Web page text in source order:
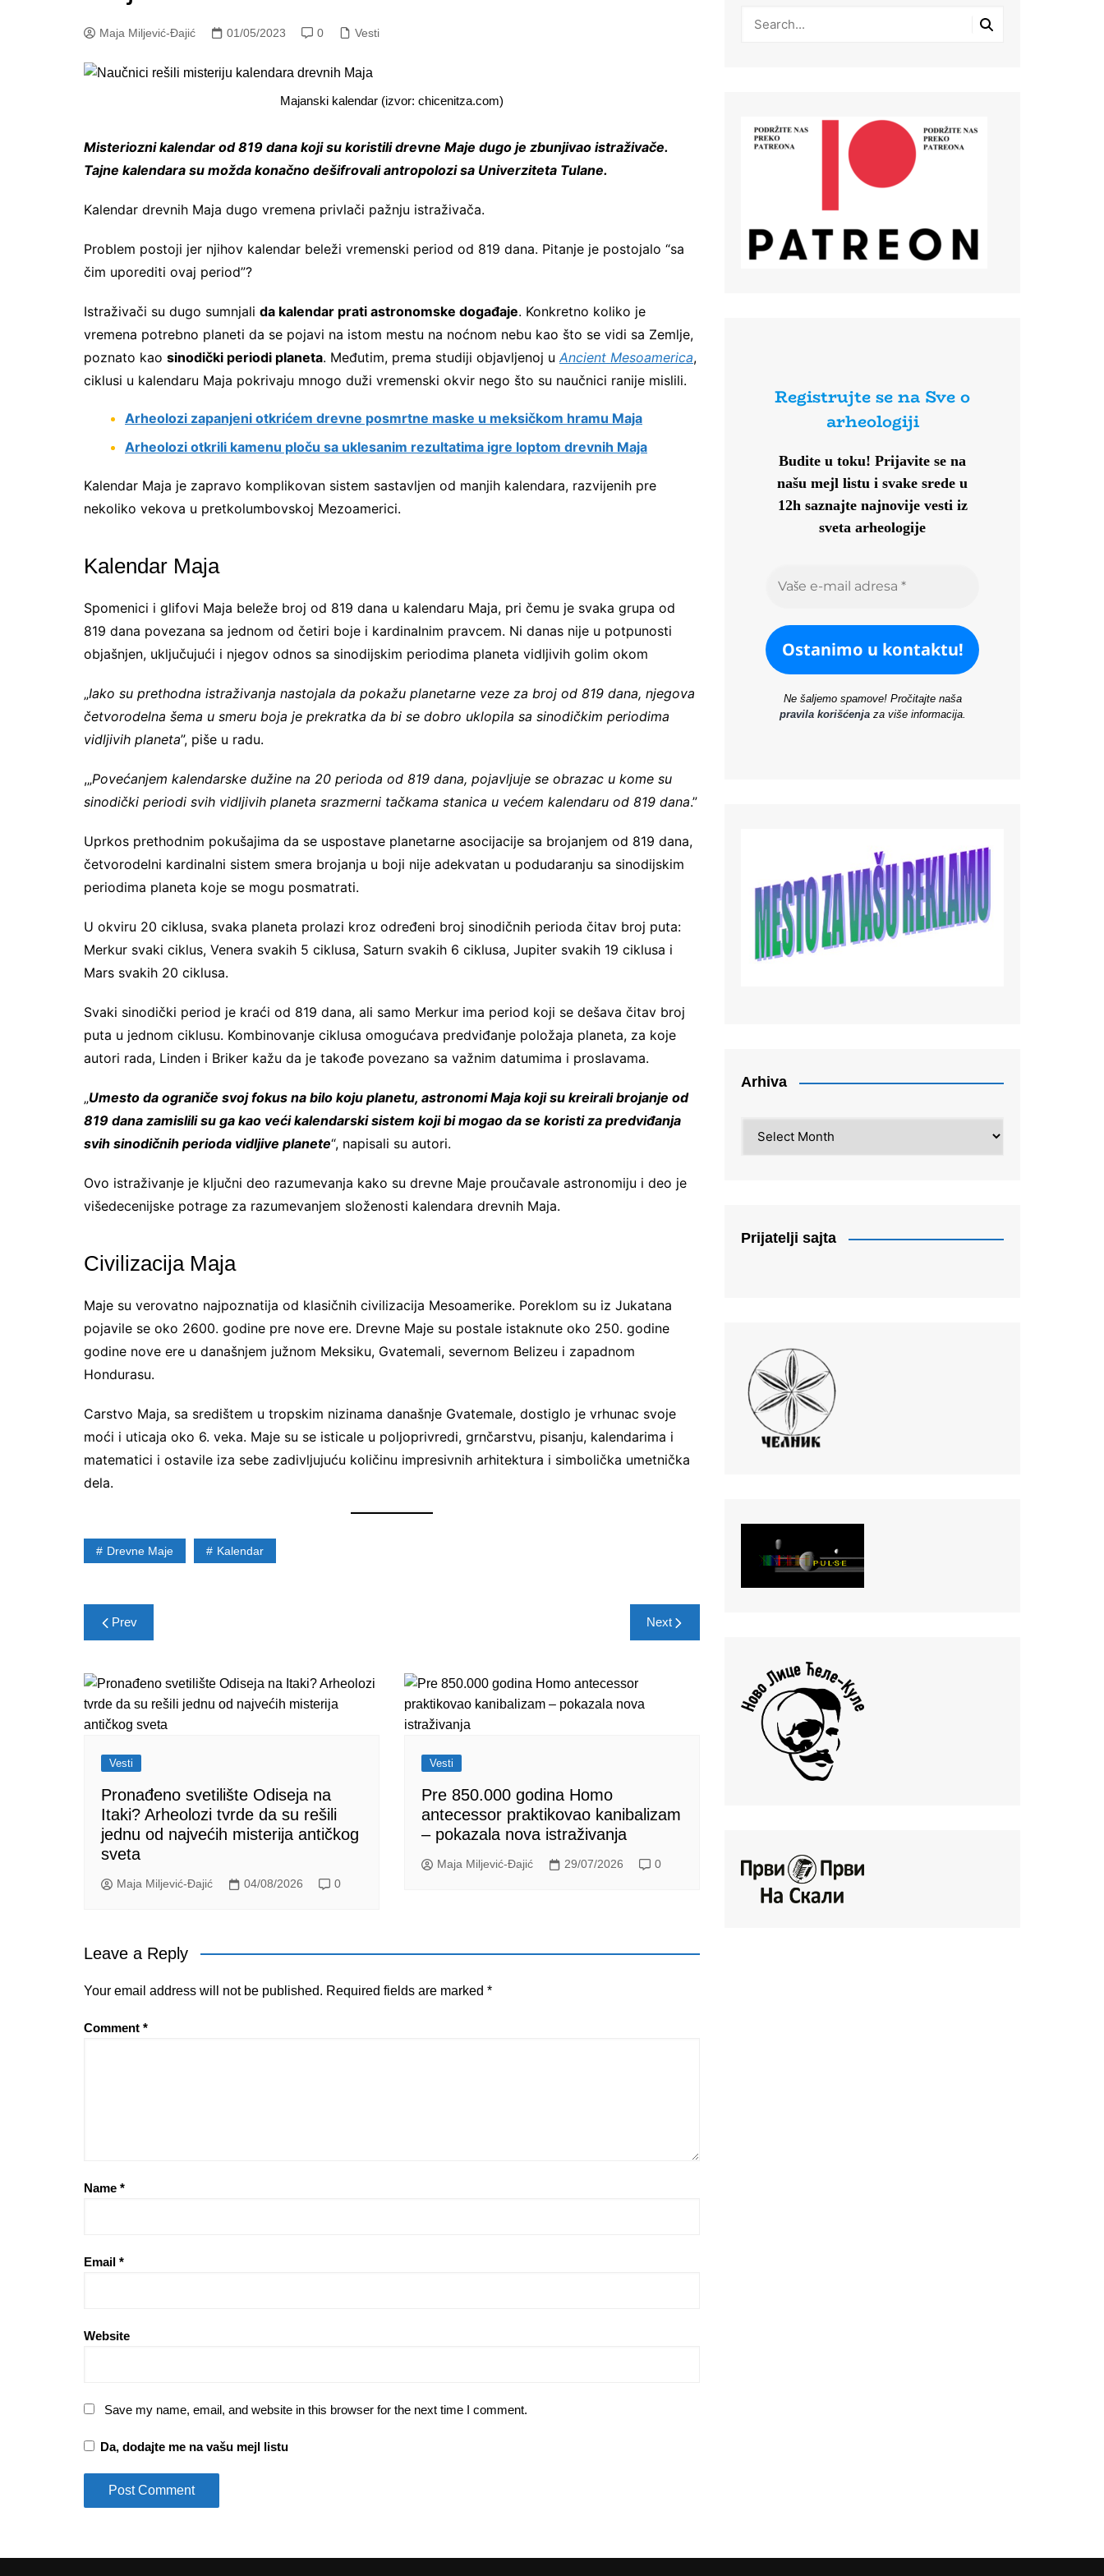
Maja Miljević-Đajić 01/05/2023 0 Vesti
Majanski kalendar (izvor: chicenitza.com)
Misteriozni kalendar od 819 dana koji su koristili drevne Maje dugo je zbunjivao istraživače.
Tajne kalendara su možda konačno dešifrovali antropolozi sa Univerziteta Tulane.
Kalendar drevnih Maja dugo vremena privlači pažnju istraživača.
Problem postoji jer njihov kalendar beleži vremenski period od 819 dana. Pitanje je postojalo “sa
čim uporediti ovaj period”?
Istraživači su dugo sumnjali da kalendar prati astronomske događaje. Konkretno koliko je
vremena potrebno planeti da se pojavi na istom mestu na noćnom nebu kao što se vidi sa Zemlje,
poznato kao sinodički periodi planeta. Međutim, prema studiji objavljenoj u Ancient Mesoamerica,
ciklusi u kalendaru Maja pokrivaju mnogo duži vremenski okvir nego što su naučnici ranije mislili.
Arheolozi zapanjeni otkrićem drevne posmrtne maske u meksičkom hramu Maja
Arheolozi otkrili kamenu ploču sa uklesanim rezultatima igre loptom drevnih Maja
Kalendar Maja je zapravo komplikovan sistem sastavljen od manjih kalendara, razvijenih pre
nekoliko vekova u pretkolumbovskoj Mezoamerici.
Kalendar Maja
Spomenici i glifovi Maja beleže broj od 819 dana u kalendaru Maja, pri čemu je svaka grupa od
819 dana povezana sa jednom od četiri boje i kardinalnim pravcem. Ni danas nije u potpunosti
objašnjen, uključujući i njegov odnos sa sinodijskim periodima planeta vidljivih golim okom
„Iako su prethodna istraživanja nastojala da pokažu planetarne veze za broj od 819 dana, njegova
četvorodelna šema u smeru boja je prekratka da bi se dobro uklopila sa sinodičkim periodima
vidljivih planeta”, piše u radu.
,„Povećanjem kalendarske dužine na 20 perioda od 819 dana, pojavljuje se obrazac u kome su
sinodički periodi svih vidljivih planeta srazmerni tačkama stanica u većem kalendaru od 819 dana.”
Uprkos prethodnim pokušajima da se uspostave planetarne asocijacije sa brojanjem od 819 dana,
četvorodelni kardinalni sistem smera brojanja u boji nije adekvatan u podudaranju sa sinodijskim
periodima planeta koje se mogu posmatrati.
U okviru 20 ciklusa, svaka planeta prolazi kroz određeni broj sinodičnih perioda čitav broj puta:
Merkur svaki ciklus, Venera svakih 5 ciklusa, Saturn svakih 6 ciklusa, Jupiter svakih 19 ciklusa i
Mars svakih 20 ciklusa.
Svaki sinodički period je kraći od 819 dana, ali samo Merkur ima period koji se dešava čitav broj
puta u jednom ciklusu. Kombinovanje ciklusa omogućava predviđanje položaja planeta, za koje
autori rada, Linden i Briker kažu da je takođe povezano sa važnim datumima i proslavama.
„Umesto da ograniče svoj fokus na bilo koju planetu, astronomi Maja koji su kreirali brojanje od
819 dana zamislili su ga kao veći kalendarski sistem koji bi mogao da se koristi za predviđanja
svih sinodičnih perioda vidljive planete“, napisali su autori.
Ovo istraživanje je ključni deo razumevanja kako su drevne Maje proučavale astronomiju i deo je
višedecenijske potrage za razumevanjem složenosti kalendara drevnih Maja.
Civilizacija Maja
Maje su verovatno najpoznatija od klasičnih civilizacija Mesoamerike. Poreklom su iz Jukatana
pojavile se oko 2600. godine pre nove ere. Drevne Maje su postale istaknute oko 250. godine
godine nove ere u današnjem južnom Meksiku, Gvatemali, severnom Belizeu i zapadnom
Hondurasu.
Carstvo Maja, sa središtem u tropskim nizinama današnje Gvatemale, dostiglo je vrhunac svoje
moći i uticaja oko 6. veka. Maje su se isticale u poljoprivredi, grnčarstvu, pisanju, kalendarima i
matematici i ostavile iza sebe zadivljujuću količinu impresivnih arhitektura i simbolička umetnička
dela.
Budite u toku!Prijavite se na našu
mejl listu i svake srede u 12h
Drevne Maje Kalendar
Post
navigation
Prev Next
Vesti
Pronađeno svetilište Odiseja na
Itaki? Arheolozi tvrde da su rešili
jednu od najvećih misterija antičkog
sveta
Maja Miljević-Đajić 04/08/2026 0
Vesti
Pre 850.000 godina Homo
antecessor praktikovao kanibalizam
– pokazala nova istraživanja
Maja Miljević-Đajić 29/07/2026 0
Leave a Reply
Your email address will not be published. Required fields are marked *
Comment *
Name *
Email *
Website
Save my name, email, and website in this browser for the next time I comment.
Da, dodajte me na vašu mejl listu
Registrujte se na Sve o
arheologiji
Budite u toku! Prijavite se na
našu mejl listu i svake srede u
12h saznajte najnovije vesti iz
sveta arheologije
Ne šaljemo spamove! Pročitajte naša
pravila korišćenjaza više informacija.
Arhiva
Prijatelji sajta